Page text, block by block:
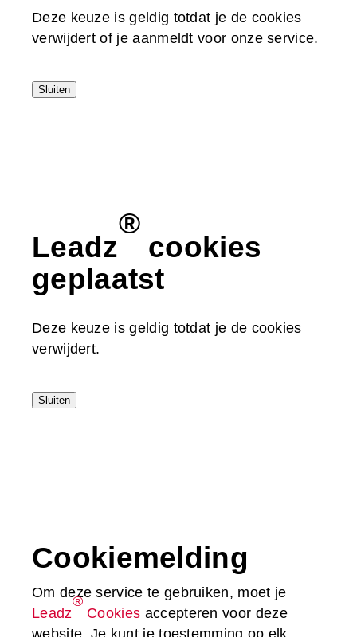
Deze keuze is geldig totdat je de cookies
verwijdert of je aanmeldt voor onze service.
Sluiten
Leadz
®
cookies
geplaatst
Deze keuze is geldig totdat je de cookies
verwijdert.
Sluiten
Cookiemelding
Om deze service te gebruiken, moet je
Leadz
®
Cookies accepteren voor deze
website. Je kunt je toestemming op elk